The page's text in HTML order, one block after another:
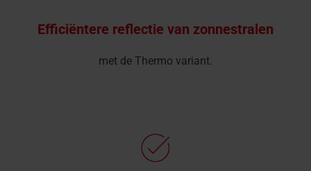
Efficiëntere reflectie van zonnestralen
met de Thermo variant.